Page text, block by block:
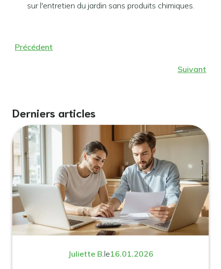
sur l'entretien du jardin sans produits chimiques.
Précédent
Suivant
Derniers articles
Juliette B.le16.01.2026